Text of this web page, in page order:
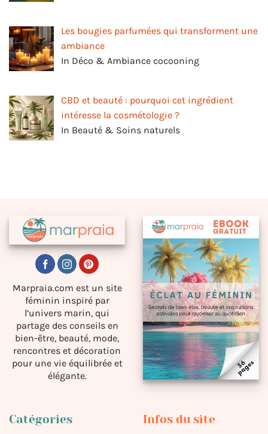
Les bougies parfumées qui transforment une
ambiance
In Déco & Ambiance cocooning
CBD et beauté : pourquoi cet ingrédient
intéresse la cosmétologie ?
In Beauté & Soins naturels
Marpraia.com est un site
féminin inspiré par
l’univers marin, qui
partage des conseils en
bien-être, beauté, mode,
rencontres et décoration
pour une vie équilibrée et
élégante.
Catégories Infos du site